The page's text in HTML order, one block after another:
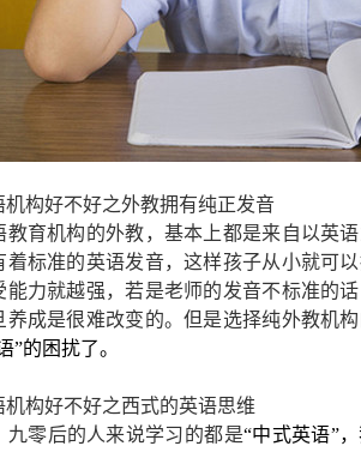
机构好不好之外教拥有纯正发音
教育机构的外教，基本上都是来自以英
着标准的英语发音，这样孩子从小就可
能力就越强，若是老师的发音不标准的
养成是很难改变的。但是选择纯外教机
”的困扰了。
机构好不好之西式的英语思维
九零后的人来说学习的都是“中式英语”